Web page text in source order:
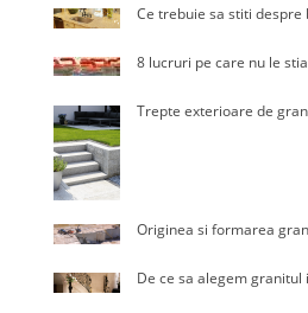
Ce trebuie sa stiti
8 lucruri pe care nu le
Trepte exterioare de
Originea si formarea
De ce sa alegem